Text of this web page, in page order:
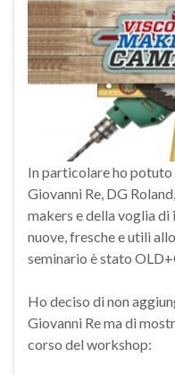
In particolare ho
Giovanni Re, DG
makers e della voglia di
nuove, fresche e utili
seminario è stato
Ho deciso di non
Giovanni Re ma di
corso del workshop: